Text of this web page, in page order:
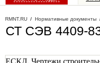
RMNT.RU / Нормативные документы
СТ СЭВ 4409-
ЕСКД. Чертежи